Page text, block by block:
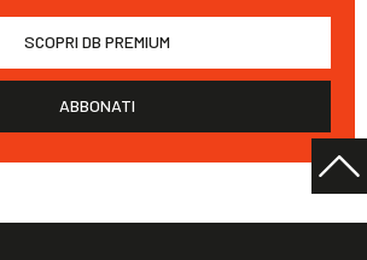
SCOPRI DB PREMIUM
ABBONATI